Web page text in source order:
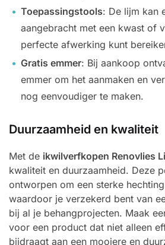
Toepassingstools: De lijm kan
aangebracht met een kwast of
perfecte afwerking kunt
Gratis emmer: Bij aankoop
emmer om het aanmaken en
nog eenvoudiger te maken.
Duurzaamheid en kwaliteit
Met de ikwilverfkopen Renovlies
kwaliteit en duurzaamheid. Deze
ontworpen om een sterke
waardoor je verzekerd bent van
bij al je behangprojecten. Maak
voor een product dat niet alleen
bijdraagt aan een mooiere en